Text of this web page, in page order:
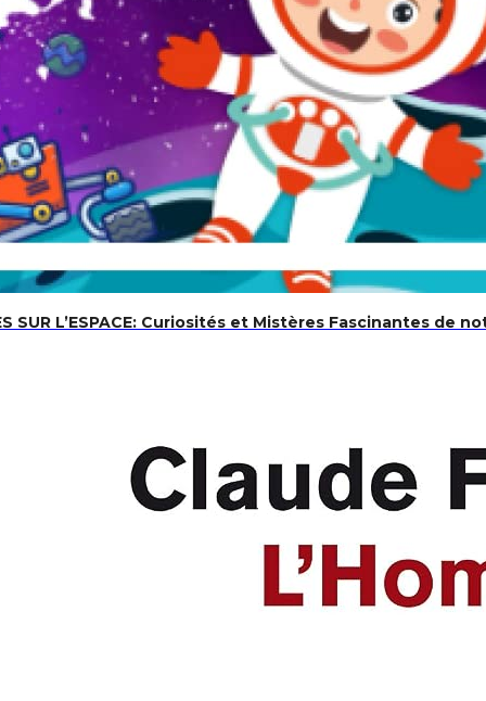
en perspective | Dessin industrielle en 3D,
SUR L’ESPACE: Curiosités et Mistères Fascinantes